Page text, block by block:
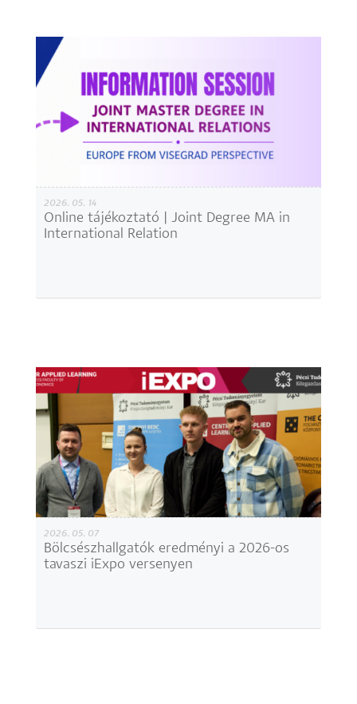
2026. 05. 14
Online tájékoztató | Joint Degree MA in
International Relation
2026. 05. 07
Bölcsészhallgatók eredményi a 2026-os
tavaszi iExpo versenyen